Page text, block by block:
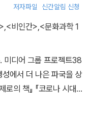
’(반격)를 조명하여 사회
미도서비평가협회상(논
리스트로서의 끈질긴
더 집필했다. 2007년 출
국인들의 ‘젠더화된’ 심
크룸』에서는 폭력적 가
저자파일 신간알림 신청
<비인간> <문화과학 1
미디어 그룹 프로젝트38
성에서 더 나은 파국을 상
로의 책』 『코로나 시대